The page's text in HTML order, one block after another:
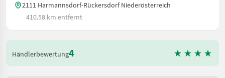
2111 Harmannsdorf-Rückersdorf Niederösterreich
410.58 km entfernt
Händlerbewertung4